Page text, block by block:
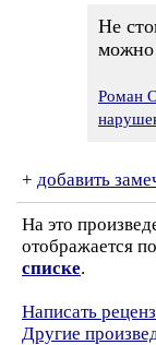
Не
можно
Роман
+ добавить
На это
отображается
списке.
Написать
Другие